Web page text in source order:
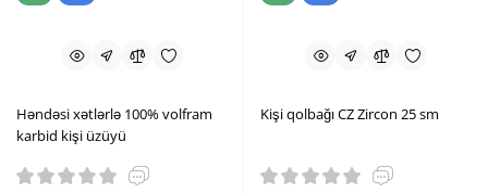
Həndəsi xətlərlə 100% volfram
karbid kişi üzüyü
Kişi qolbağı CZ Zircon 25 sm